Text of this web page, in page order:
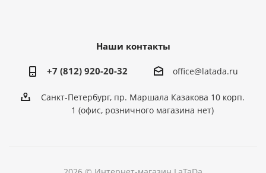
Наши контакты
+7 (812) 920-20-32 office@latada.ru
Санкт-Петербург, пр. Маршала Казакова 10 корп.
1 (офис, розничного магазина нет)